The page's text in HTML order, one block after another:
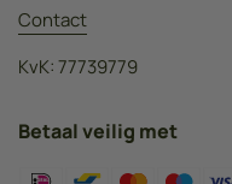
Contact
KvK: 77739779
Betaal veilig met